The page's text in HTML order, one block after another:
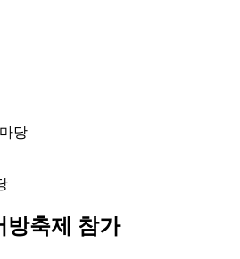
당
방축제 참가